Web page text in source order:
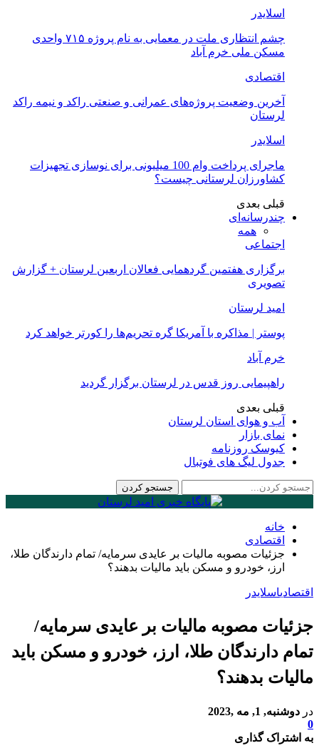
اسلایدر
چشم انتظاری ملت در معمایی به نام پروژه ۷۱۵ واحدی
مسکن ملی خرم آباد
اقتصادی
آخرین وضعیت پروژه‌های عمرانی و صنعتی راکد و نیمه راکد
لرستان
اسلایدر
ماجرای پرداخت وام 100 میلیونی برای نوسازی تجهیزات
کشاورزان لرستانی چیست؟
قبلی بعدی
چندرسانه‌ای
همه
اجتماعی
برگزاری هفتمین گردهمایی فعالان اربعین لرستان + گزارش
تصویری
امید لرستان
پوستر | مذاکره با آمریکا گره تحریم‌ها را کورتر خواهد کرد
خرم آباد
راهپیمایی روز قدس در لرستان برگزار گردید
قبلی بعدی
آب و هوای استان لرستان
نمای بازار
کیوسک روزنامه
جدول لیگ های فوتبال
خانه
اقتصادی
جزئیات مصوبه مالیات بر عایدی سرمایه/ تمام دارندگان طلا،
ارز، خودرو و مسکن باید مالیات بدهند؟
اقتصادیاسلایدر
جزئیات مصوبه مالیات بر عایدی سرمایه/
تمام دارندگان طلا، ارز، خودرو و مسکن باید
مالیات بدهند؟
در دوشنبه, 1, مه ,2023
0
به اشتراک گذاری